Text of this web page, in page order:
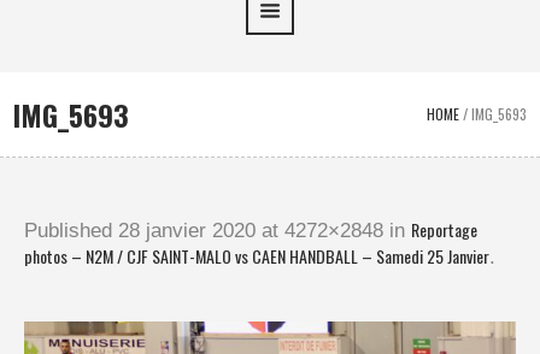
IMG_5693 HOME/IMG_5693
Published 28 janvier 2020 at 4272×2848 in Reportage
photos – N2M / CJF SAINT-MALO vs CAEN HANDBALL – Samedi 25 Janvier.